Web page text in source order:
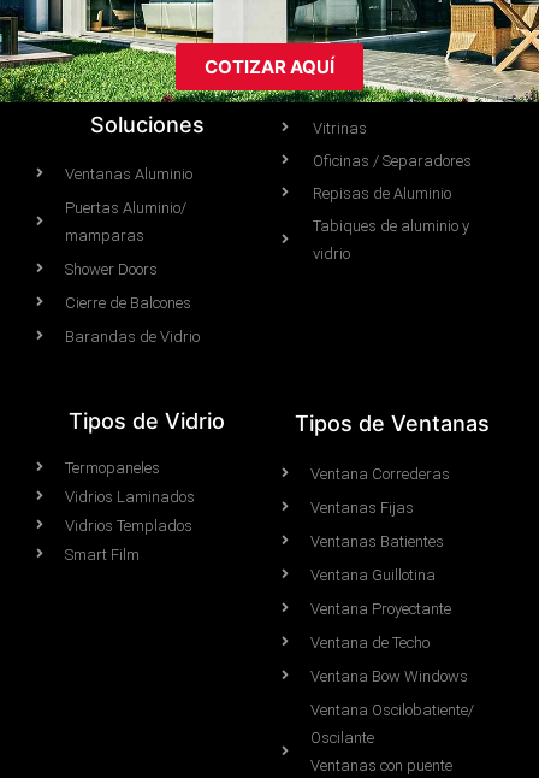
COTIZAR AQUÍ
Soluciones
Ventanas Aluminio
Puertas Aluminio/
mamparas
Shower Doors
Cierre de Balcones
Barandas de Vidrio
Vitrinas
Oficinas / Separadores
Repisas de Aluminio
Tabiques de aluminio y
vidrio
Tipos de Vidrio
Termopaneles
Vidrios Laminados
Vidrios Templados
Smart Film
Tipos de Ventanas
Ventana Correderas
Ventanas Fijas
Ventanas Batientes
Ventana Guillotina
Ventana Proyectante
Ventana de Techo
Ventana Bow Windows
Ventana Oscilobatiente/
Oscilante
Ventanas con puente